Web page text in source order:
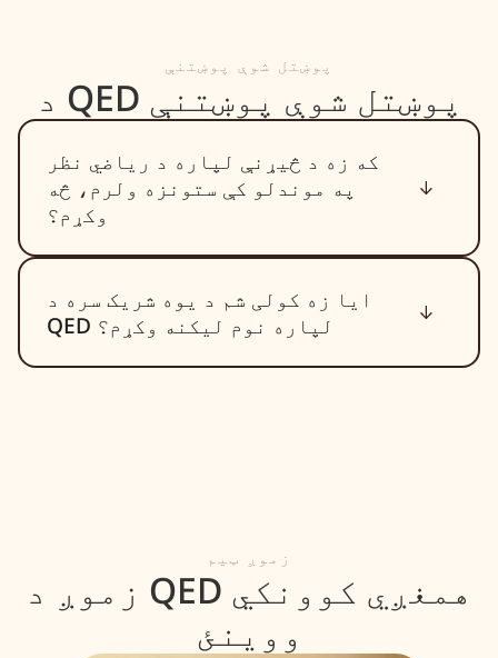
پوښتل شوې پوښتنې
د QED پوښتل شوې پوښتنې
که زه د څیړنې لپاره د ریاضي نظر
په موندلو کې ستونزه ولرم، څه
وکړم؟
ایا زه کولی شم د یوه شریک سره د
QED لپاره نوم لیکنه وکړم؟
زموږ ټیم
زموږ د QED همغږي کوونکي
ووینئ